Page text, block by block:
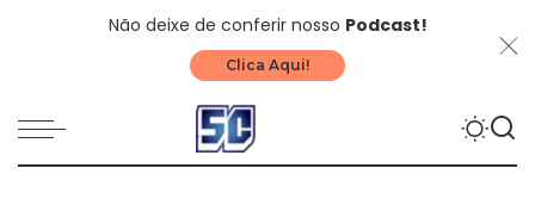
Não deixe de conferir nosso Podcast!
Clica Aqui!